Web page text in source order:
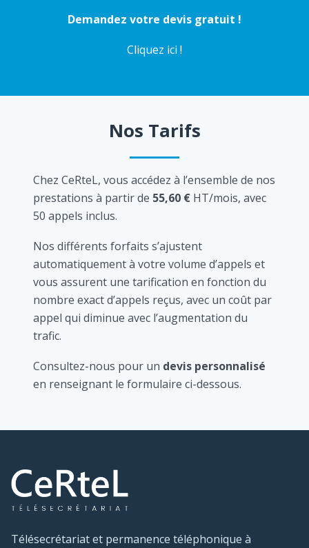
Demandez votre devis gratuit !
Cliquez ici !
Nos Tarifs
Chez CeRteL, vous accédez à l’ensemble de nos
prestations à partir de 55,60 € HT/mois, avec
50 appels inclus.
Nos différents forfaits s’ajustent
automatiquement à votre volume d’appels et
vous assurent une tarification en fonction du
nombre exact d’appels reçus, avec un coût par
appel qui diminue avec l’augmentation du
trafic.
Consultez-nous pour un devis personnalisé
en renseignant le formulaire ci-dessous.
Télésecrétariat et permanence téléphonique à